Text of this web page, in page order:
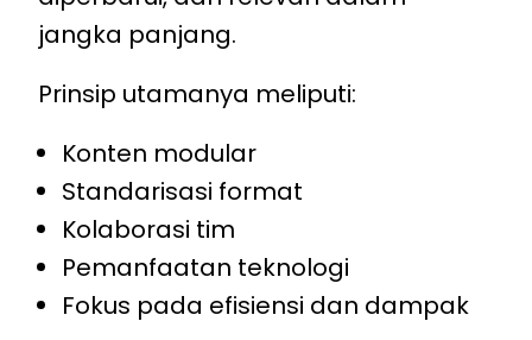
jangka panjang.
Prinsip utamanya meliputi:
Konten modular
Standarisasi format
Kolaborasi tim
Pemanfaatan teknologi
Fokus pada efisiensi dan dampak